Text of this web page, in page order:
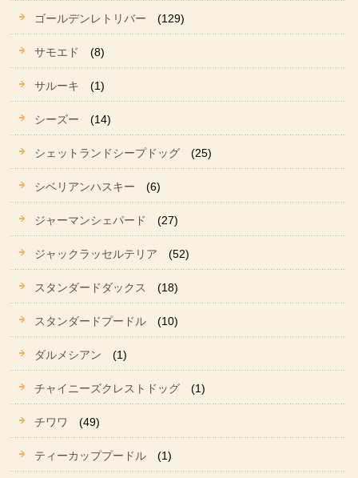
ゴールデンレトリバー (129)
サモエド (8)
サルーキ (1)
シーズー (14)
シェットランドシープドッグ (25)
シベリアンハスキー (6)
ジャーマンシェパード (27)
ジャックラッセルテリア (52)
スタンダードダックス (18)
スタンダードプードル (10)
ダルメシアン (1)
チャイニーズクレストドッグ (1)
チワワ (49)
ティーカッププードル (1)